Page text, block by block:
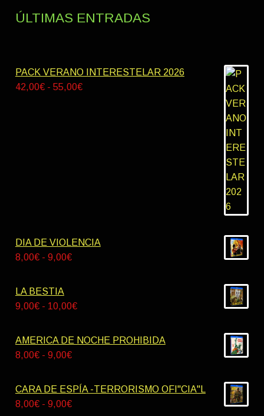
ÚLTIMAS ENTRADAS
PACK VERANO INTERESTELAR 2026
42,00€ - 55,00€Rango
DIA DE VIOLENCIA
8,00€ - 9,00€Rango
desde
9,00€
LA BESTIA
9,00€ - 10,00€Rango
precios:
10,00€
AMERICA DE NOCHE PROHIBIDA
8,00€ - 9,00€Rango
precios:
desde
CARA DE ESPÍA -TERRORISMO OFI"CIA"L
8,00€ - 9,00€Rango